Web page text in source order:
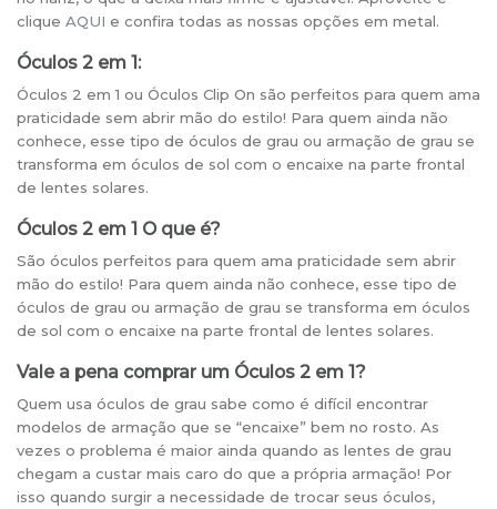
clique AQUI e confira todas as nossas opções em metal.
Óculos 2 em 1:
Óculos 2 em 1 ou Óculos Clip On são perfeitos para quem ama
praticidade sem abrir mão do estilo! Para quem ainda não
conhece, esse tipo de óculos de grau ou armação de grau se
transforma em óculos de sol com o encaixe na parte frontal
de lentes solares.
Óculos 2 em 1 O que é?
São óculos perfeitos para quem ama praticidade sem abrir
mão do estilo! Para quem ainda não conhece, esse tipo de
óculos de grau ou armação de grau se transforma em óculos
de sol com o encaixe na parte frontal de lentes solares.
Vale a pena comprar um Óculos 2 em 1?
Quem usa óculos de grau sabe como é difícil encontrar
modelos de armação que se “encaixe” bem no rosto. As
vezes o problema é maior ainda quando as lentes de grau
chegam a custar mais caro do que a própria armação! Por
isso quando surgir a necessidade de trocar seus óculos,